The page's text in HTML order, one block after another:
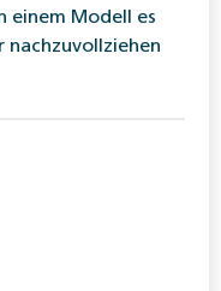
einem Modell es
nachzuvollziehen